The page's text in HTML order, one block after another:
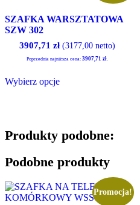
SZAFKA WARSZTATOWA
SZW 302
3907,71zł (3177,00 netto)
Poprzednia najniższa cena:3907,71zł.
Wybierz opcjeprodukt
można
na
stronie
Produkty podobne:
Podobne produkty
Promocja!